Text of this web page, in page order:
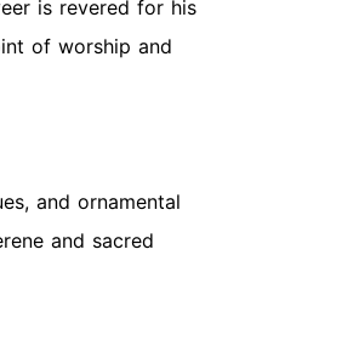
is revered for his
of worship and
and ornamental
and sacred